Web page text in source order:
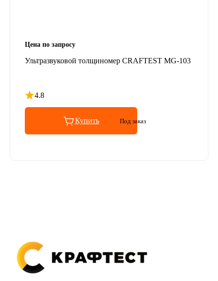
Цена по запросу
Ультразвуковой толщиномер CRAFTEST MG-103
4.8
Рейтинг 4.8 из 5
Купить Под заказ